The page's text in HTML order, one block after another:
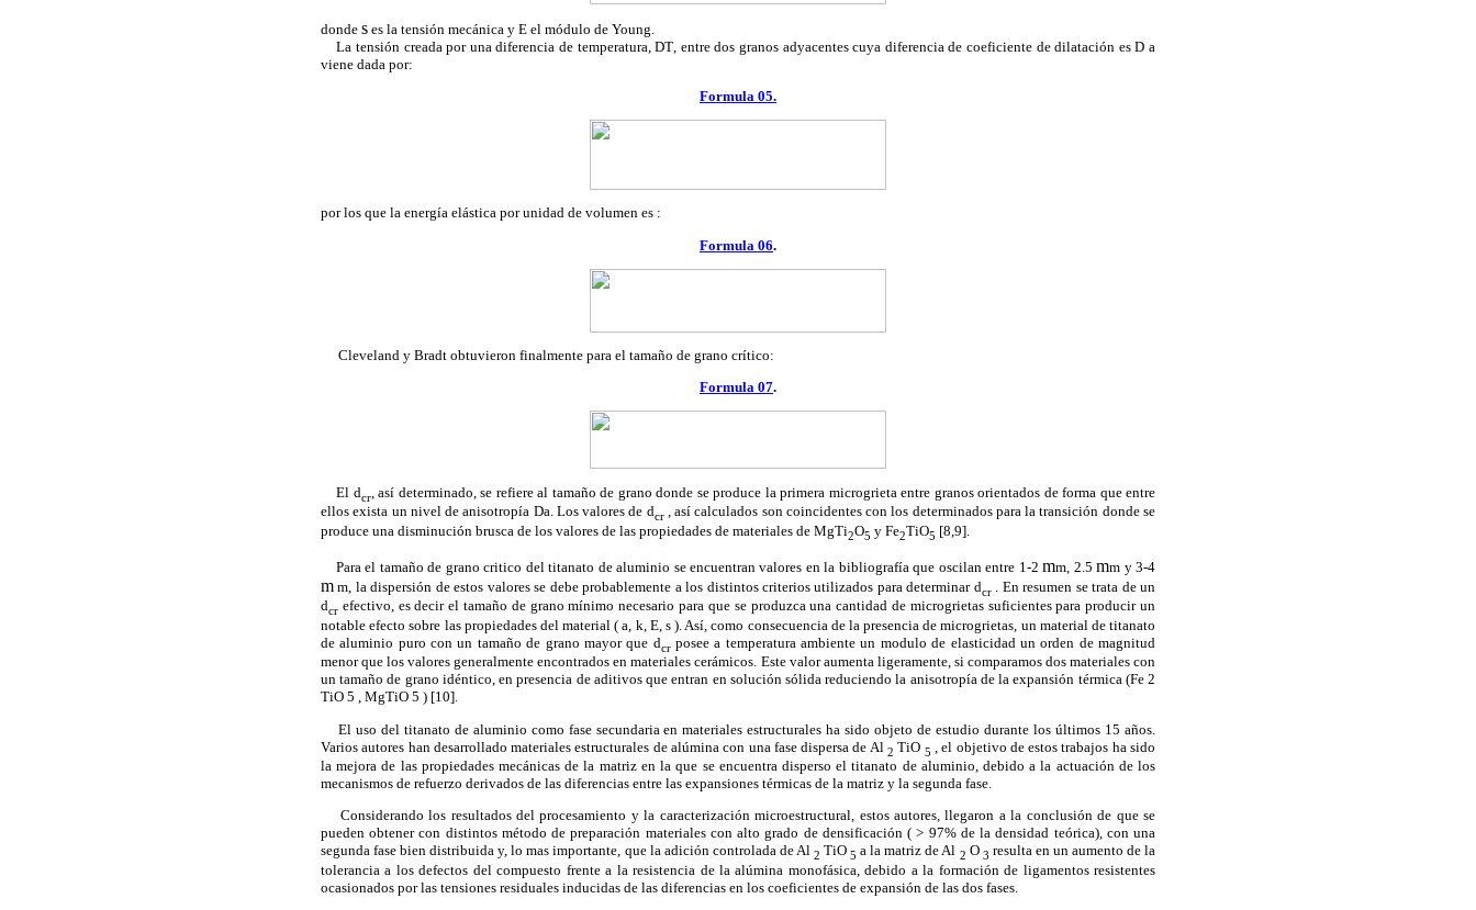
donde s es la tensión mecánica y E el módulo de Young.
La tensión creada por una diferencia de temperatura,DT , entre dos granos adyacentes cuya diferencia de coeficiente de dilatación es D a
viene dada por:
Formula 05.
por los que la energía elástica por unidad de volumen es :
Formula 06.
Cleveland y Bradt obtuvieron finalmente para el tamaño de grano crítico:
Formula 07.
El dcr , así determinado, se refiere al tamaño de grano donde se produce la primera microgrieta entre granos orientados de forma que entre
ellos exista un nivel de anisotropía Da. Los valores de dcr, así calculados son coincidentes con los determinados para la transición donde se
produce una disminución brusca de los valores de las propiedades de materiales de MgTi2O5 y Fe2TiO5 [8,9].
Para el tamaño de grano critico del titanato de aluminio se encuentran valores en la bibliografía que oscilan entre 1-2mm, 2.5mm y 3-4
m m, la dispersión de estos valores se debe probablemente a los distintos criterios utilizados para determinar dcr
. En resumen se trata de un
dcr efectivo, es decir el tamaño de grano mínimo necesario para que se produzca una cantidad de microgrietas suficientes para producir un
notable efecto sobre las propiedades del material (a , k, E, s). Así, como consecuencia de la presencia de microgrietas, un material de titanato
de aluminio puro con un tamaño de grano mayor que dcr posee a temperatura ambiente un modulo de elasticidad un orden de magnitud
menor que los valores generalmente encontrados en materiales cerámicos. Este valor aumenta ligeramente, si comparamos dos materiales con
un tamaño de grano idéntico, en presencia de aditivos que entran en solución sólida reduciendo la anisotropía de la expansión térmica (Fe 2
TiO 5 , MgTiO 5 ) [10].
El uso del titanato de aluminio como fase secundaria en materiales estructurales ha sido objeto de estudio durante los últimos 15 años.
Varios autores han desarrollado materiales estructurales de alúmina con una fase dispersa de Al2 TiO 5
, el objetivo de estos trabajos ha sido
la mejora de las propiedades mecánicas de la matriz en la que se encuentra disperso el titanato de aluminio, debido a la actuación de los
mecanismos de refuerzo derivados de las diferencias entre las expansiones térmicas de la matriz y la segunda fase.
Considerando los resultados del procesamiento y la caracterización microestructural, estos autores, llegaron a la conclusión de que se
pueden obtener con distintos método de preparación materiales con alto grado de densificación ( > 97% de la densidad teórica), con una
segunda fase bien distribuida y, lo mas importante, que la adición controlada deAl2 TiO 5 a la matriz deAl 2 O3 resulta en un aumento de la
tolerancia a los defectos del compuesto frente a la resistencia de la alúmina monofásica, debido a la formación de ligamentos resistentes
ocasionados por las tensiones residuales inducidas de las diferencias en los coeficientes de expansión de las dos fases.